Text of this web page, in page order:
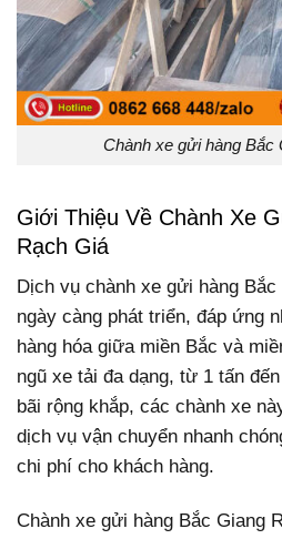
Chành xe gửi hàng Bắc
Giới Thiệu Về Chành Xe
Rạch Giá
Dịch vụ chành xe gửi hàng
ngày càng phát triển, đáp ứng
hàng hóa giữa miền Bắc và
ngũ xe tải đa dạng, từ 1 tấn
bãi rộng khắp, các chành xe
dịch vụ vận chuyển nhanh
chi phí cho khách hàng.
Chành xe gửi hàng Bắc Giang